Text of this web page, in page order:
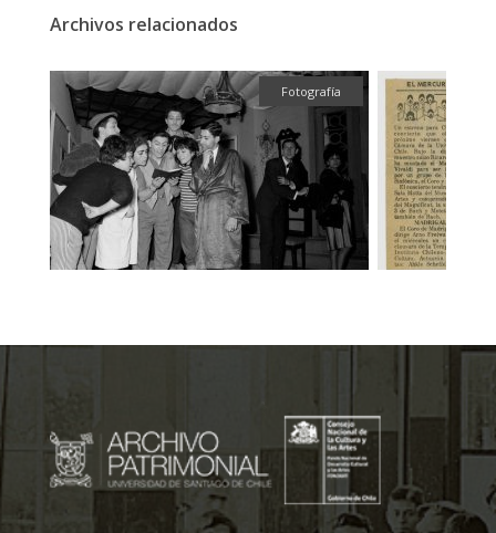
Archivos relacionados
Textual Textual